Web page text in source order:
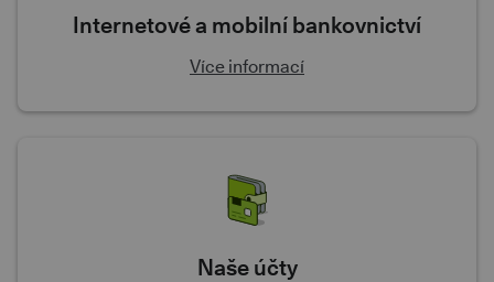
Internetové a mobilní bankovnictví
Více informací
Naše účty